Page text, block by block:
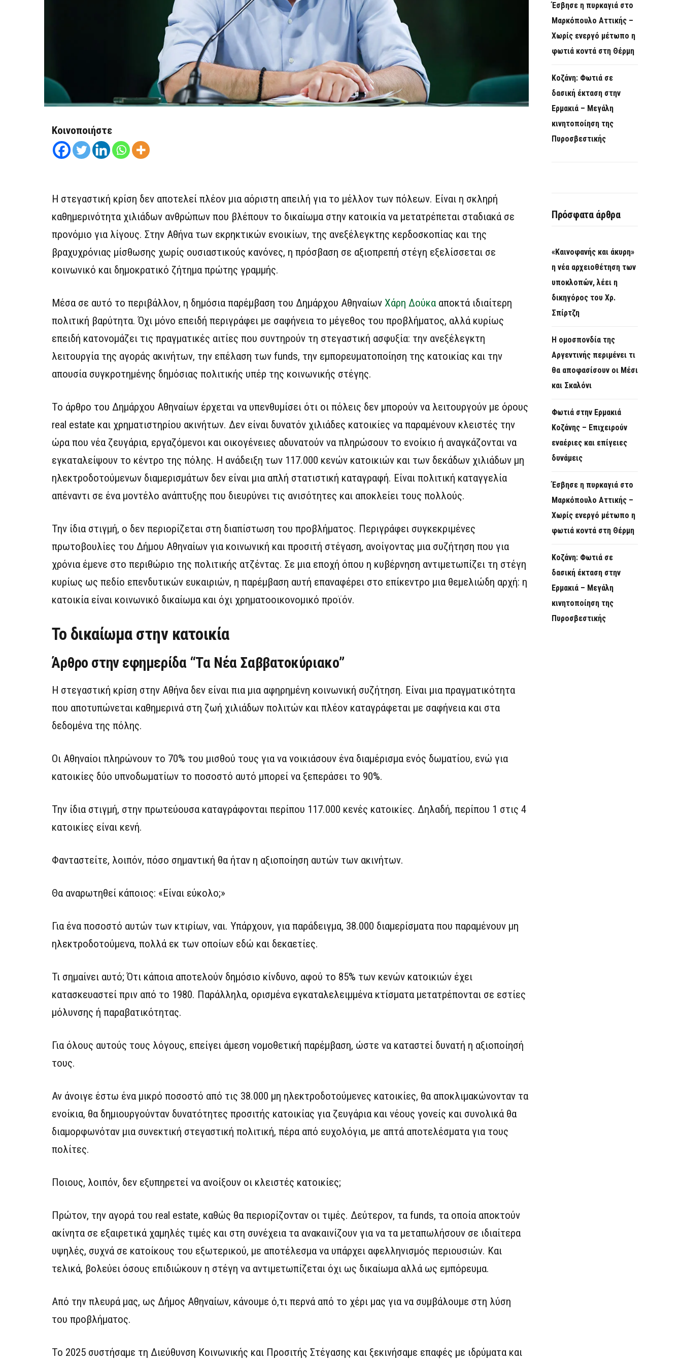
Κοινοποιήστε
Η στεγαστική κρίση δεν αποτελεί πλέον μια αόριστη απειλή για το μέλλον των πόλεων. Είναι η σκληρή
καθημερινότητα χιλιάδων ανθρώπων που βλέπουν το δικαίωμα στην κατοικία να μετατρέπεται σταδιακά σε
προνόμιο για λίγους. Στην Αθήνα των εκρηκτικών ενοικίων, της ανεξέλεγκτης κερδοσκοπίας και της
βραχυχρόνιας μίσθωσης χωρίς ουσιαστικούς κανόνες, η πρόσβαση σε αξιοπρεπή στέγη εξελίσσεται σε
κοινωνικό και δημοκρατικό ζήτημα πρώτης γραμμής.
Μέσα σε αυτό το περιβάλλον, η δημόσια παρέμβαση του Δημάρχου Αθηναίων Χάρη Δούκα αποκτά ιδιαίτερη
πολιτική βαρύτητα. Όχι μόνο επειδή περιγράφει με σαφήνεια το μέγεθος του προβλήματος, αλλά κυρίως
επειδή κατονομάζει τις πραγματικές αιτίες που συντηρούν τη στεγαστική ασφυξία: την ανεξέλεγκτη
λειτουργία της αγοράς ακινήτων, την επέλαση των funds, την εμπορευματοποίηση της κατοικίας και την
απουσία συγκροτημένης δημόσιας πολιτικής υπέρ της κοινωνικής στέγης.
Το άρθρο του Δημάρχου Αθηναίων έρχεται να υπενθυμίσει ότι οι πόλεις δεν μπορούν να λειτουργούν με όρους
real estate και χρηματιστηρίου ακινήτων. Δεν είναι δυνατόν χιλιάδες κατοικίες να παραμένουν κλειστές την
ώρα που νέα ζευγάρια, εργαζόμενοι και οικογένειες αδυνατούν να πληρώσουν το ενοίκιο ή αναγκάζονται να
εγκαταλείψουν το κέντρο της πόλης. Η ανάδειξη των 117.000 κενών κατοικιών και των δεκάδων χιλιάδων μη
ηλεκτροδοτούμενων διαμερισμάτων δεν είναι μια απλή στατιστική καταγραφή. Είναι πολιτική καταγγελία
απέναντι σε ένα μοντέλο ανάπτυξης που διευρύνει τις ανισότητες και αποκλείει τους πολλούς.
Την ίδια στιγμή, ο δεν περιορίζεται στη διαπίστωση του προβλήματος. Περιγράφει συγκεκριμένες
πρωτοβουλίες του Δήμου Αθηναίων για κοινωνική και προσιτή στέγαση, ανοίγοντας μια συζήτηση που για
χρόνια έμενε στο περιθώριο της πολιτικής ατζέντας. Σε μια εποχή όπου η κυβέρνηση αντιμετωπίζει τη στέγη
κυρίως ως πεδίο επενδυτικών ευκαιριών, η παρέμβαση αυτή επαναφέρει στο επίκεντρο μια θεμελιώδη αρχή: η
κατοικία είναι κοινωνικό δικαίωμα και όχι χρηματοοικονομικό προϊόν.
Το δικαίωμα στην κατοικία
Άρθρο στην εφημερίδα “Τα Νέα Σαββατοκύριακο”
Η στεγαστική κρίση στην Αθήνα δεν είναι πια μια αφηρημένη κοινωνική συζήτηση. Είναι μια πραγματικότητα
που αποτυπώνεται καθημερινά στη ζωή χιλιάδων πολιτών και πλέον καταγράφεται με σαφήνεια και στα
δεδομένα της πόλης.
Οι Αθηναίοι πληρώνουν το 70% του μισθού τους για να νοικιάσουν ένα διαμέρισμα ενός δωματίου, ενώ για
κατοικίες δύο υπνοδωματίων το ποσοστό αυτό μπορεί να ξεπεράσει το 90%.
Την ίδια στιγμή, στην πρωτεύουσα καταγράφονται περίπου 117.000 κενές κατοικίες. Δηλαδή, περίπου 1 στις 4
κατοικίες είναι κενή.
Φανταστείτε, λοιπόν, πόσο σημαντική θα ήταν η αξιοποίηση αυτών των ακινήτων.
Θα αναρωτηθεί κάποιος: «Είναι εύκολο;»
Για ένα ποσοστό αυτών των κτιρίων, ναι. Υπάρχουν, για παράδειγμα, 38.000 διαμερίσματα που παραμένουν μη
ηλεκτροδοτούμενα, πολλά εκ των οποίων εδώ και δεκαετίες.
Τι σημαίνει αυτό; Ότι κάποια αποτελούν δημόσιο κίνδυνο, αφού το 85% των κενών κατοικιών έχει
κατασκευαστεί πριν από το 1980. Παράλληλα, ορισμένα εγκαταλελειμμένα κτίσματα μετατρέπονται σε εστίες
μόλυνσης ή παραβατικότητας.
Για όλους αυτούς τους λόγους, επείγει άμεση νομοθετική παρέμβαση, ώστε να καταστεί δυνατή η αξιοποίησή
τους.
Αν άνοιγε έστω ένα μικρό ποσοστό από τις 38.000 μη ηλεκτροδοτούμενες κατοικίες, θα αποκλιμακώνονταν τα
ενοίκια, θα δημιουργούνταν δυνατότητες προσιτής κατοικίας για ζευγάρια και νέους γονείς και συνολικά θα
διαμορφωνόταν μια συνεκτική στεγαστική πολιτική, πέρα από ευχολόγια, με απτά αποτελέσματα για τους
πολίτες.
Ποιους, λοιπόν, δεν εξυπηρετεί να ανοίξουν οι κλειστές κατοικίες;
Πρώτον, την αγορά του real estate, καθώς θα περιορίζονταν οι τιμές. Δεύτερον, τα funds, τα οποία αποκτούν
ακίνητα σε εξαιρετικά χαμηλές τιμές και στη συνέχεια τα ανακαινίζουν για να τα μεταπωλήσουν σε ιδιαίτερα
υψηλές, συχνά σε κατοίκους του εξωτερικού, με αποτέλεσμα να υπάρχει αφελληνισμός περιουσιών. Και
τελικά, βολεύει όσους επιδιώκουν η στέγη να αντιμετωπίζεται όχι ως δικαίωμα αλλά ως εμπόρευμα.
Από την πλευρά μας, ως Δήμος Αθηναίων, κάνουμε ό,τι περνά από το χέρι μας για να συμβάλουμε στη λύση
του προβλήματος.
Το 2025 συστήσαμε τη Διεύθυνση Κοινωνικής και Προσιτής Στέγασης και ξεκινήσαμε επαφές με ιδρύματα και
Έσβησε η πυρκαγιά στο
Μαρκόπουλο Αττικής –
Χωρίς ενεργό μέτωπο η
φωτιά κοντά στη Θέρμη
Κοζάνη: Φωτιά σε
δασική έκταση στην
Ερμακιά – Μεγάλη
κινητοποίηση της
Πυροσβεστικής
Πρόσφατα άρθρα
«Καινοφανής και άκυρη»
η νέα αρχειοθέτηση των
υποκλοπών, λέει η
δικηγόρος του Χρ.
Σπίρτζη
Η ομοσπονδία της
Αργεντινής περιμένει τι
θα αποφασίσουν οι Μέσι
και Σκαλόνι
Φωτιά στην Ερμακιά
Κοζάνης – Επιχειρούν
εναέριες και επίγειες
δυνάμεις
Έσβησε η πυρκαγιά στο
Μαρκόπουλο Αττικής –
Χωρίς ενεργό μέτωπο η
φωτιά κοντά στη Θέρμη
Κοζάνη: Φωτιά σε
δασική έκταση στην
Ερμακιά – Μεγάλη
κινητοποίηση της
Πυροσβεστικής